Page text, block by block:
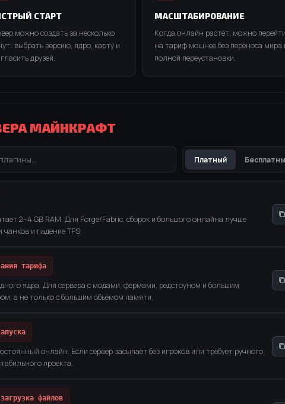
СТАРТ
можно создать за несколько
выбрать версию, ядро, карту и
друзей.
МАСШТАБИРОВАНИЕ
Когда онлайн растёт, можно перейти
на тариф мощнее без переноса мира
полной переустановки.
МАЙНКРАФТ
Платный
2–4 GB RAM. Для Forge/Fabric, сборок и большого онлайна лучше
чанков и падение TPS.
тарифа
ядра. Для сервера с модами, фермами, редстоуном и большим
а не только с большим объёмом памяти.
онлайн. Если сервер засыпает без игроков или требует ручного
проекта.
файлов